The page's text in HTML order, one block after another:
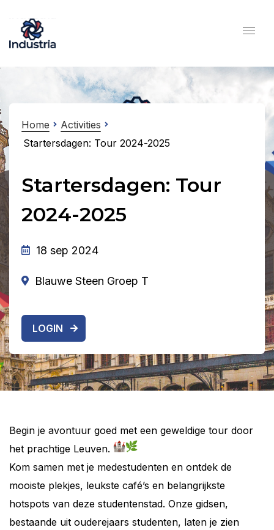
Home
Activities
Startersdagen: Tour 2024-2025
Startersdagen: Tour
2024-2025
18 sep 2024
Blauwe Steen Groep T
LOGIN
Begin je avontuur goed met een geweldige tour door
het prachtige Leuven.
Kom samen met je medestudenten en ontdek de
mooiste plekjes, leukste café’s en belangrijkste
hotspots van deze studentenstad. Onze gidsen,
bestaande uit ouderejaars studenten, laten je zien